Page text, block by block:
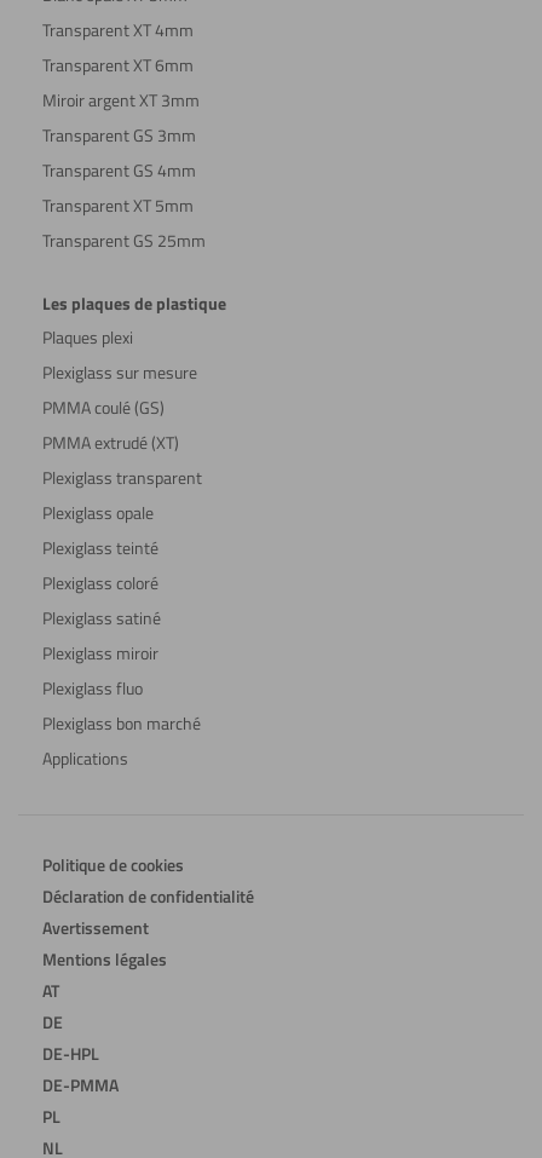
Transparent XT 4mm
Transparent XT 6mm
Miroir argent XT 3mm
Transparent GS 3mm
Transparent GS 4mm
Transparent XT 5mm
Transparent GS 25mm
Les plaques de plastique
Plaques plexi
Plexiglass sur mesure
PMMA coulé (GS)
PMMA extrudé (XT)
Plexiglass transparent
Plexiglass opale
Plexiglass teinté
Plexiglass coloré
Plexiglass satiné
Plexiglass miroir
Plexiglass fluo
Plexiglass bon marché
Applications
Politique de cookies
Déclaration de confidentialité
Avertissement
Mentions légales
AT
DE
DE-HPL
DE-PMMA
PL
NL